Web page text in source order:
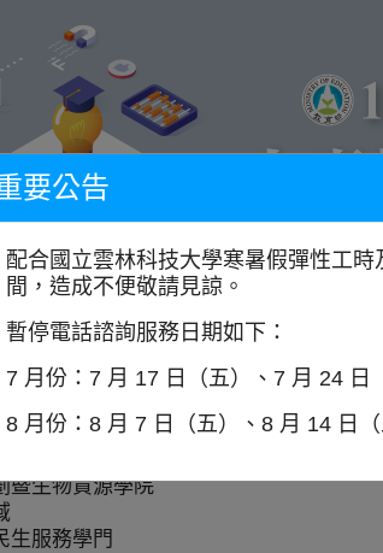
學校查詢 以學門找學校
資訊
活應用科學系 師資
暨生物資源學院
生服務學門
要公告
配合國立雲林科技大學寒暑假彈性工
間，造成不便敬請見諒。
暫停電話諮詢服務日期如下：
7 月份：7 月 17 日（五）、7 月 24 日
8 月份：8 月 7 日（五）、8 月 14 日（